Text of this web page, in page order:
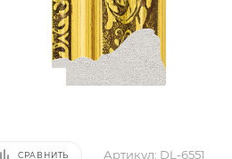
СРАВНИТЬ Артикул: DL-6551